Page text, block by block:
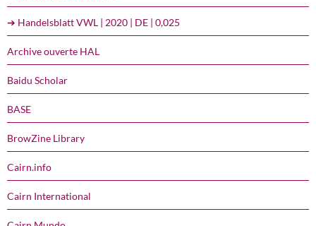
➔ Handelsblatt VWL | 2020 | DE | 0,025
Archive ouverte HAL
Baidu Scholar
BASE
BrowZine Library
Cairn.info
Cairn International